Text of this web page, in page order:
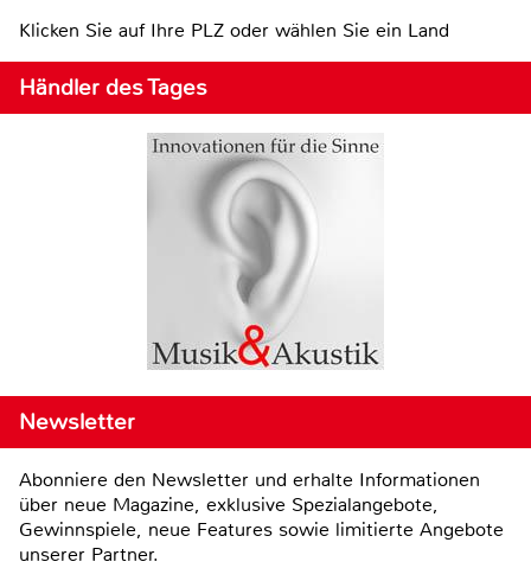
Klicken Sie auf Ihre PLZ oder wählen Sie ein Land
Händler des Tages
Newsletter
Abonniere den Newsletter und erhalte Informationen
über neue Magazine, exklusive Spezialangebote,
Gewinnspiele, neue Features sowie limitierte Angebote
unserer Partner.